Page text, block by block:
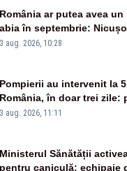
România ar putea avea
abia în septembrie:
pregătește noi consultări
3 aug. 2026, 10:28
Pompierii au intervenit la
România, în doar trei zile:
hectare de teren au fost
3 aug. 2026, 11:11
Ministerul Sănătății
pentru caniculă: echipaje